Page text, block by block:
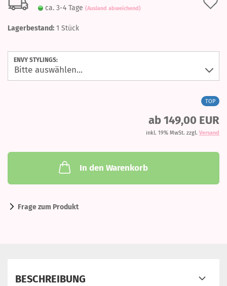
ca. 3-4 Tage (Ausland abweichend)
Lagerbestand: 1 Stück
ENVY STYLINGS:
TOP
ab 149,00 EUR
inkl. 19% MwSt. zzgl. Versand
In den Warenkorb
Frage zum Produkt
BESCHREIBUNG